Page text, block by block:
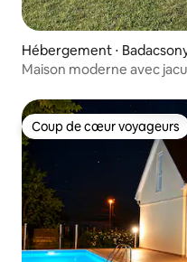
Hébergement ⋅
Maison moderne avec
Coup de cœur voyageurs
Coup de cœur voyageurs